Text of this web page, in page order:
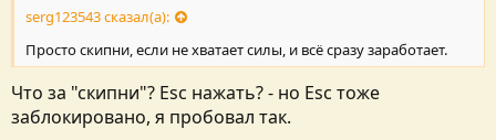
и
я
serg123543 сказал(а):
Просто скипни, если не хватает силы, и всё сразу заработает.
Что за "скипни"? Esc нажать? - но Esc тоже
заблокировано, я пробовал так.